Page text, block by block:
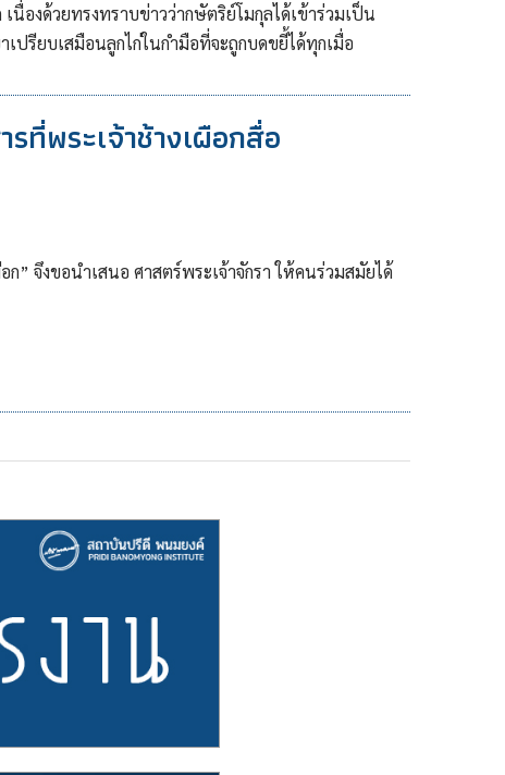
นื่องด้วยทรงทราบข่าวว่ากษัตริย์โมกุลได้เข้าร่วมเป็น
ปรียบเสมือนลูกไก่ในกำมือที่จะถูกบดขยี้ได้ทุกเมื่อ
ที่พระเจ้าช้างเผือกสื่อ
ก” จึงขอนำเสนอ ศาสตร์พระเจ้าจักรา ให้คนร่วมสมัยได้